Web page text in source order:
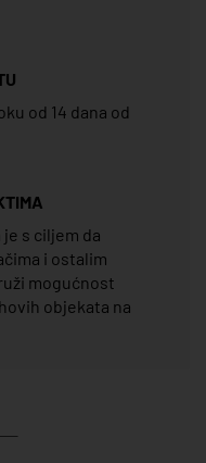
od 14 dana od
s ciljem da
i ostalim
mogućnost
objekata na